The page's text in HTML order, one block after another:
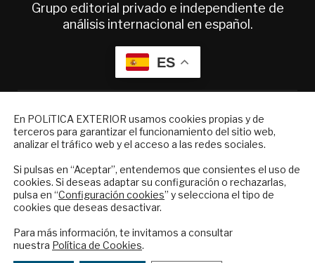
Grupo editorial privado e independiente de
análisis internacional en español.
ES
Suscripciones
Productos y precios
Preguntas frecuentes
Condiciones generales de contratación
Colaboraciones
Publicidad
Contacto
En POLíTICA EXTERIOR usamos cookies propias y de
terceros para garantizar el funcionamiento del sitio web,
analizar el tráfico web y el acceso a las redes sociales.
Si pulsas en “Aceptar”, entendemos que consientes el uso de
cookies. Si deseas adaptar su configuración o rechazarlas,
pulsa en “Configuración cookies” y selecciona el tipo de
cookies que deseas desactivar.
Para más información, te invitamos a consultar
nuestra Política de Cookies.
NEWSLETTER
Suscríbase a nuestro boletín electrónico y
reciba en su correo el mejor análisis
internacional en español.
Checkbox